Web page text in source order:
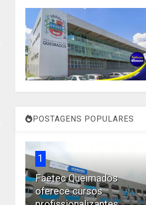
POSTAGENS POPULARES
1
Faetec Queimados
oferece cursos